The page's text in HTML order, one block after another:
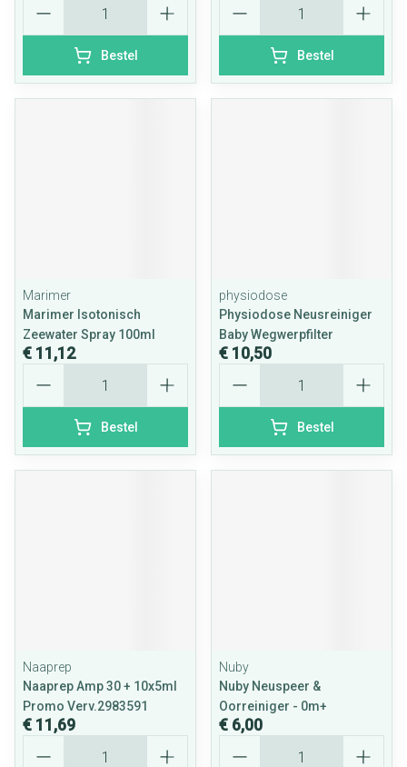
Bestel Bestel
Marimer
Marimer Isotonisch
Zeewater Spray 100ml
€ 11,12
Bestel
physiodose
Physiodose Neusreiniger
Baby Wegwerpfilter
€ 10,50
Bestel
Naaprep
Naaprep Amp 30 + 10x5ml
Promo Verv.2983591
€ 11,69
Nuby
Nuby Neuspeer &
Oorreiniger - 0m+
€ 6,00